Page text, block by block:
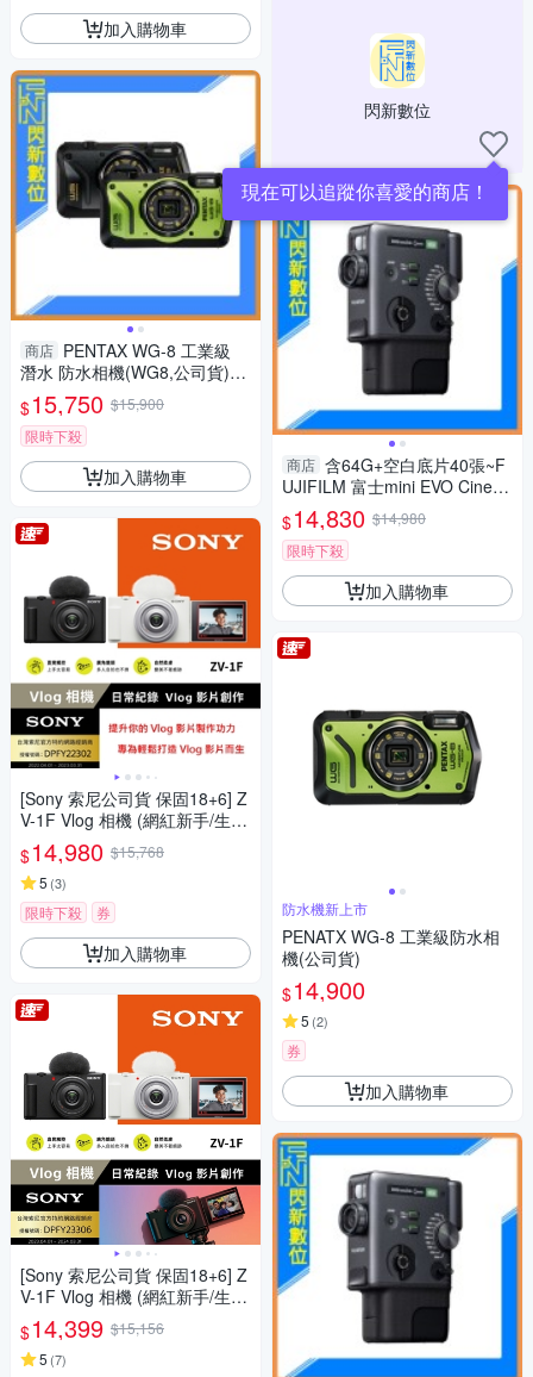
加入購物車
商店 PENTAX WG-8 工業級
潛水 防水相機(WG8,公司貨)抗
撞、防塵、防水、耐寒、4K
$15,750 $15,900
限時下殺
加入購物車
[Sony 索尼公司貨 保固18+6] Z
V-1F Vlog 相機 (網紅新手/生活
隨拍)
$14,980 $15,768
5 (3)
限時下殺 券
加入購物車
[Sony 索尼公司貨 保固18+6] Z
V-1F Vlog 相機 (網紅新手/生活
隨拍)
$14,399 $15,156
5 (7)
閃新數位
現在可以追蹤你喜愛的商店！
商店 含64G+空白底片40張~F
UJIFILM 富士mini EVO Cinem
a 三合一 拍立得 拍照/影片/列
印(公司貨)
$14,830 $14,980
限時下殺
加入購物車
防水機新上市
PENATX WG-8 工業級防水相
機(公司貨)
$14,900
5 (2)
券
加入購物車